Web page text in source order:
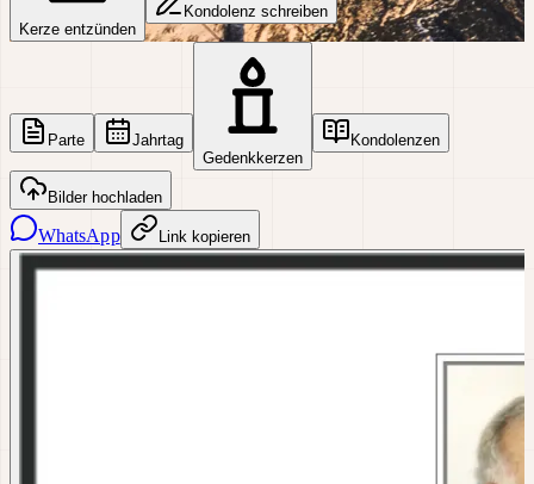
Kerze entzünden
Kondolenz schreiben
Parte
Jahrtag
Gedenkkerzen
Kondolenzen
Bilder hochladen
WhatsApp Link kopieren